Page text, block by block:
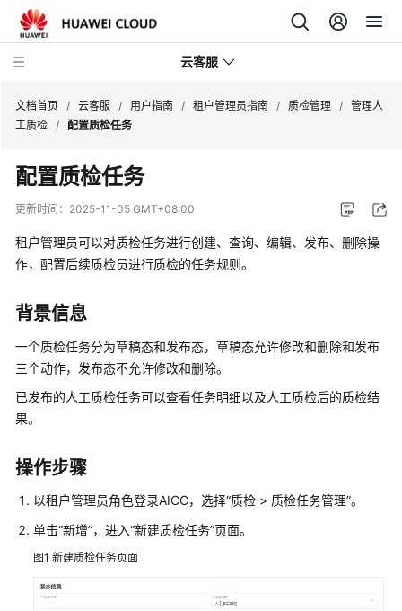
云客服
产
品
介
快
入
门
用
指
云
制
台
作
指
南
文档首页 / 云客服 / 用户指南 / 租户管理员指南 / 质检管理 / 管理人
工质检 / 配置质检任务
配置质检任务
更新时间： 2025-11-05 GMT+08:00
租户管理员可以对质检任务进行创建、查询、编辑、发布、删除操
作，配置后续质检员进行质检的任务规则。
背景信息
一个质检任务分为草稿态和发布态，草稿态允许修改和删除和发布
三个动作，发布态不允许修改和删除。
已发布的人工质检任务可以查看任务明细以及人工质检后的质检结
果。
操作步骤
以租户管理员角色登录AICC，选择“质检 > 质检任务管理”。
单击“新增”，进入“新建质检任务”页面。
图1 新建质检任务页面